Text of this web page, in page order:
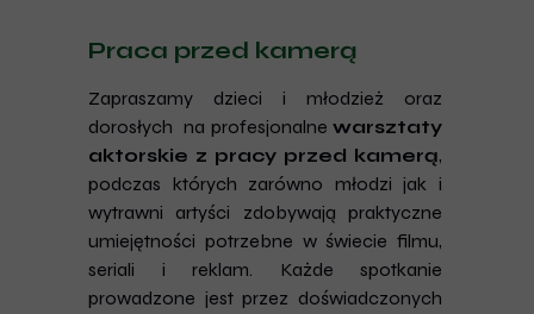
Praca przed kamerą
Zapraszamy dzieci i młodzież oraz
dorosłych na profesjonalne warsztaty
aktorskie z pracy przed kamerą,
podczas których zarówno młodzi jak i
wytrawni artyści zdobywają praktyczne
umiejętności potrzebne w świecie filmu,
seriali i reklam. Każde spotkanie
prowadzone jest przez doświadczonych